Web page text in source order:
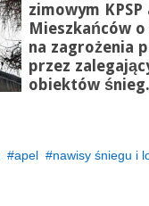
zimowym
Mieszkańców
na zagrożenia
przez
obiektów śnieg.
apel nawisy śniegu i